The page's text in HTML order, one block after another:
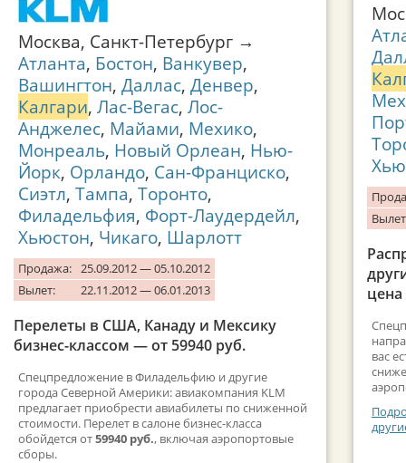
Москва, Санкт-Петербург →
Атланта, Бостон, Ванкувер,
Вашингтон, Даллас, Денвер,
Калгари, Лас-Вегас, Лос-
Анджелес, Майами, Мехико,
Монреаль, Новый Орлеан, Нью-
Йорк, Орландо, Сан-Франциско,
Сиэтл, Тампа, Торонто,
Филадельфия, Форт-Лаудердейл,
Хьюстон, Чикаго, Шарлотт
Продажа: 25.09.2012 — 05.10.2012
Вылет:
22.11.2012 — 06.01.2013
Перелеты в США, Канаду и Мексику
бизнес-классом — от 59940 руб.
Спецпредложение в Филадельфию и другие
города Северной Америки: авиакомпания KLM
предлагает приобрести авиабилеты по сниженной
стоимости. Перелет в салоне бизнес-класса
обойдется от59940 руб., включая аэропортовые
сборы.
цена
вас